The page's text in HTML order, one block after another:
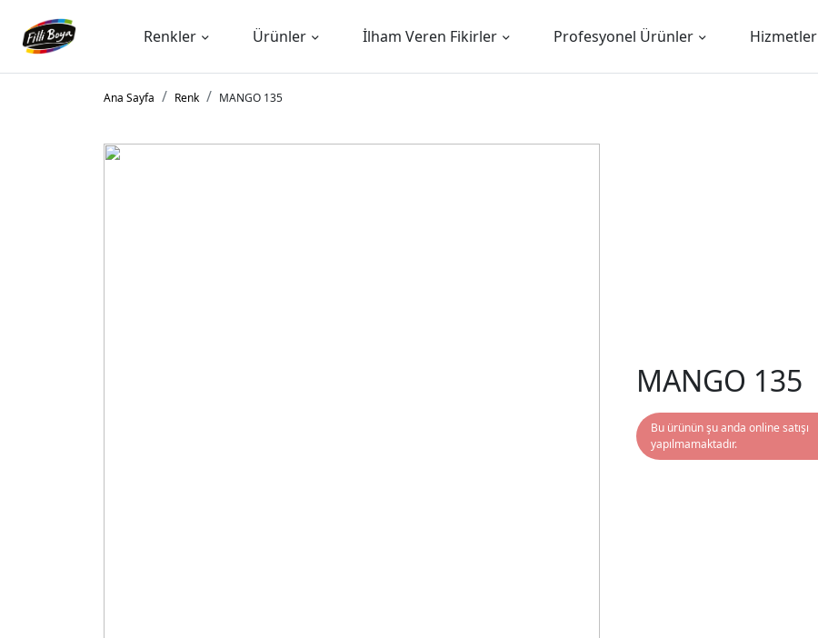
Renkler Ürünler İlham Veren Fikirler Profesyonel Ürünler Hizmetler
Ana Sayfa Renk MANGO 135
MANGO 135
Bu ürünün şu anda online satışı
yapılmamaktadır.